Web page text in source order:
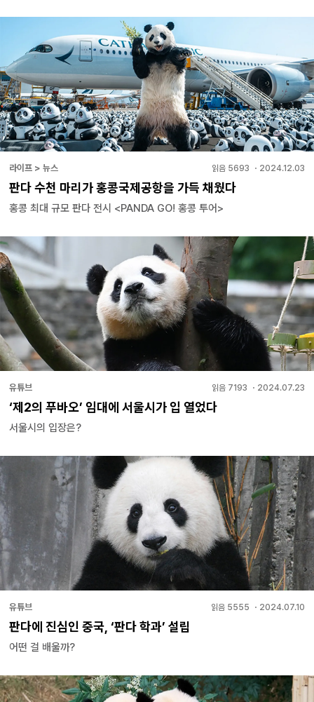
라이프 > 뉴스 읽음 5693 ・ 2024.12.03
판다 수천 마리가 홍콩국제공항을 가득 채웠다
홍콩 최대 규모 판다 전시 <PANDA GO! 홍콩 투어>
유튜브 읽음 7193 ・ 2024.07.23
‘제2의 푸바오’ 임대에 서울시가 입 열었다
서울시의 입장은?
유튜브 읽음 5555 ・ 2024.07.10
판다에 진심인 중국, ‘판다 학과’ 설립
어떤 걸 배울까?